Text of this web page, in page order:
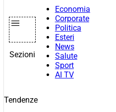
Sezioni
Economia
Corporate
Politica
Esteri
News
Salute
Sport
AI TV
Tendenze